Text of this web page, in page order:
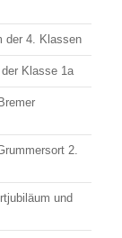
der 4. Klassen
Klasse 1a
2.
und